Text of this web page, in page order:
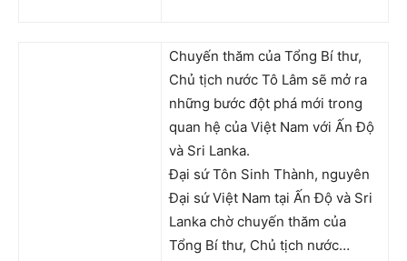
Chuyến thăm của Tổng Bí thư,
Chủ tịch nước Tô Lâm sẽ mở ra
những bước đột phá mới trong
quan hệ của Việt Nam với Ấn Độ
và Sri Lanka.
Đại sứ Tôn Sinh Thành, nguyên
Đại sứ Việt Nam tại Ấn Độ và Sri
Lanka chờ chuyến thăm của
Tổng Bí thư, Chủ tịch nước…